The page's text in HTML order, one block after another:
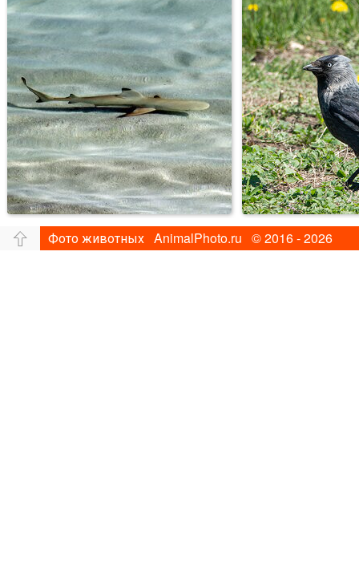
Фото животных AnimalPhoto.ru © 2016 - 2026